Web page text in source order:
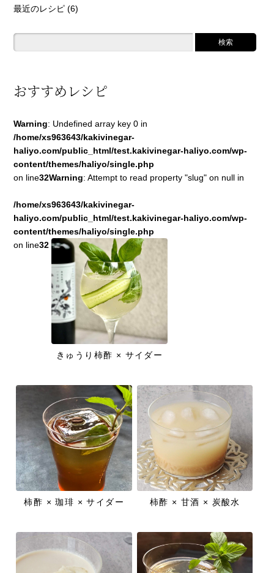
最近のレシピ (6)
おすすめレシピ
Warning: Undefined array key 0 in
/home/xs963643/kakivinegar-
haliyo.com/public_html/test.kakivinegar-haliyo.com/wp-
content/themes/haliyo/single.php
on line32Warning: Attempt to read property "slug" on null in
/home/xs963643/kakivinegar-
haliyo.com/public_html/test.kakivinegar-haliyo.com/wp-
content/themes/haliyo/single.php
on line32
きゅうり柿酢 × サイダー
柿酢 × 珈琲 × サイダー 柿酢 × 甘酒 × 炭酸水